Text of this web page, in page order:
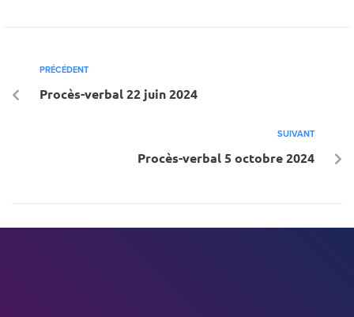
PRÉCÉDENT
Procès-verbal 22 juin 2024
SUIVANT
Procès-verbal 5 octobre 2024